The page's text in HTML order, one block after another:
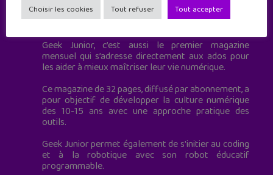
Geek Junior est le premier site de culture numérique
à destination des adolescents.
Geek Junior, c’est aussi le premier magazine
mensuel qui s’adresse directement aux ados pour
les aider à mieux maîtriser leur vie numérique.
Ce magazine de 32 pages, diffusé par abonnement, a
pour objectif de développer la culture numérique
des 10-15 ans avec une approche pratique des
outils.
Geek Junior permet également de s'initier au coding
et à la robotique avec son robot éducatif
programmable.
Choisir les cookies Tout refuser Tout accepter